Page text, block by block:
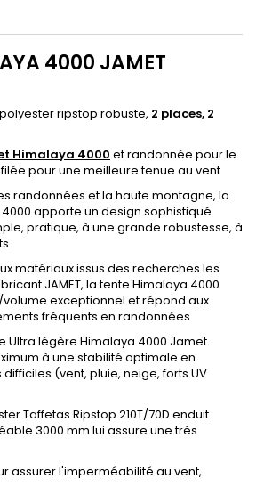
4000 JAMET
ripstop robuste, 2 places, 2
Himalaya 4000 et randonnée pour le
pour une meilleure tenue au vent
randonnées et la haute montagne, la
4000 apporte un design sophistiqué
pratique, à une grande robustesse, à
matériaux issus des recherches les
JAMET, la tente Himalaya 4000
exceptionnel et répond aux
fréquents en randonnées
Ultra légère Himalaya 4000 Jamet
à une stabilité optimale en
(vent, pluie, neige, forts UV
Taffetas Ripstop 210T/70D enduit
3000 mm lui assure une très
assurer l'imperméabilité au vent,